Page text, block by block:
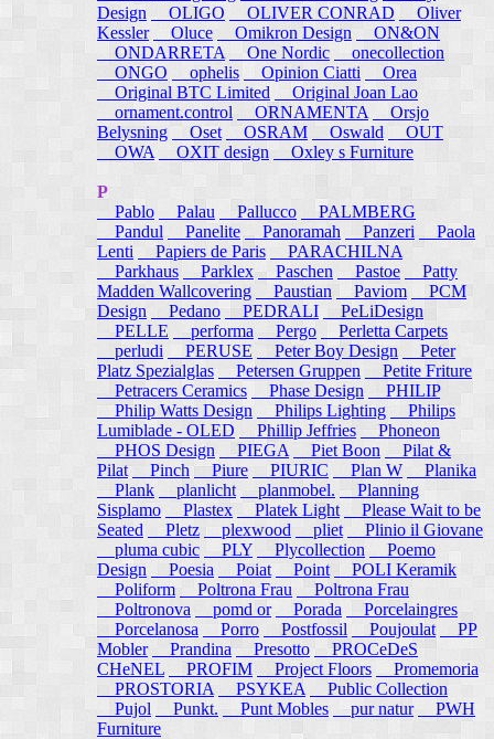
Design
OLIGO OLIVER CONRAD
Oliver
Kessler
Oluce Omikron Design
ON&ON
ONDARRETA
One Nordic
onecollection
ONGO
ophelis Opinion Ciatti
Orea
Original BTC Limited
Original Joan Lao
ornament.control
ORNAMENTA
Orsjo
Belysning
Oset OSRAM Oswald
OUT
OWA
OXIT design Oxley s Furniture
P
Pablo
Palau Pallucco
PALMBERG
Pandul
Panelite Panoramah Panzeri
Paola
Lenti
Papiers de Paris
PARACHILNA
Parkhaus
Parklex Paschen Pastoe
Patty
Madden Wallcovering
Paustian Paviom
PCM
Design
Pedano PEDRALI
PeLiDesign
PELLE
performa Pergo
Perletta Carpets
perludi
PERUSE Peter Boy Design
Peter
Platz Spezialglas
Petersen Gruppen
Petite Friture
Petracers Ceramics
Phase Design
PHILIP
Philip Watts Design
Philips Lighting
Philips
Lumiblade - OLED
Phillip Jeffries
Phoneon
PHOS Design
PIEGA Piet Boon
Pilat &
Pilat
Pinch Piure PIURIC Plan W
Planika
Plank
planlicht planmobel. Planning
Sisplamo
Plastex Platek Light
Please Wait to be
Seated
Pletz plexwood pliet
Plinio il Giovane
pluma cubic
PLY Plycollection
Poemo
Design
Poesia Poiat Point
POLI Keramik
Poliform
Poltrona Frau
Poltrona Frau
Poltronova
pomd or Porada
Porcelaingres
Porcelanosa
Porro Postfossil Poujoulat
PP
Mobler
Prandina Presotto
PROCeDeS
CHeNEL
PROFIM Project Floors
Promemoria
PROSTORIA
PSYKEA
Public Collection
Pujol
Punkt. Punt Mobles pur natur
PWH
Furniture